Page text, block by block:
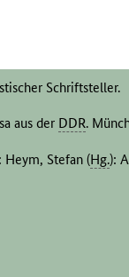
Schriftsteller.
aus der DDR.
Heym, Stefan (Hg.):